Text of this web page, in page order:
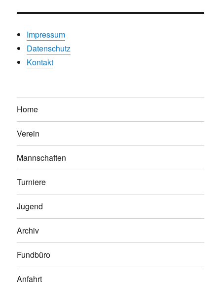
Impressum
Datenschutz
Kontakt
Home
Verein
Mannschaften
Turniere
Jugend
Archiv
Fundbüro
Anfahrt